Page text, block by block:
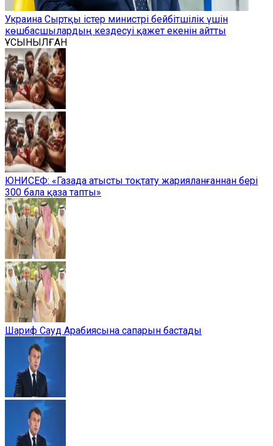
Украина Сыртқы істер министрі бейбітшілік үшін
көшбасшылардың кездесуі қажет екенін айтты
ҰСЫНЫЛҒАН
ЮНИСЕФ: «Газада атысты тоқтату жарияланғаннан бері
300 бала қаза тапты»
Шариф Сауд Арабиясына сапарын бастады